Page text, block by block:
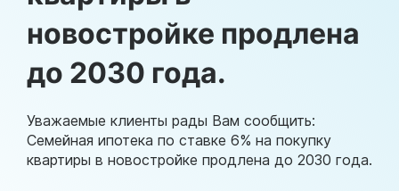
новостройке продлена
до 2030 года.
Уважаемые клиенты рады Вам сообщить:
Семейная ипотека по ставке 6% на покупку
квартиры в новостройке продлена до 2030 года.